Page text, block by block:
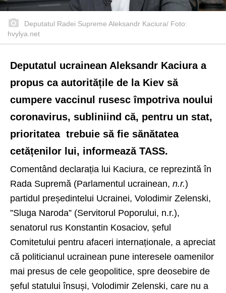
Deputatul Radei Supreme Aleksandr Kaciura/ Foto:
hvylya.net
Deputatul ucrainean Aleksandr Kaciura a
propus ca autoritățile de la Kiev să
cumpere vaccinul rusesc împotriva noului
coronavirus, subliniind că, pentru un stat,
prioritatea trebuie să fie sănătatea
cetățenilor lui, informează TASS.
Comentând declarația lui Kaciura, ce reprezintă în
Rada Supremă (Parlamentul ucrainean, n.r.)
partidul președintelui Ucrainei, Volodimir Zelenski,
”Sluga Naroda” (Servitorul Poporului, n.r.),
senatorul rus Konstantin Kosaciov, șeful
Comitetului pentru afaceri internaționale, a apreciat
că politicianul ucrainean pune interesele oamenilor
mai presus de cele geopolitice, spre deosebire de
șeful statului însuși, Volodimir Zelenski, care nu a